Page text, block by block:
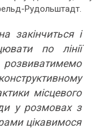
Рудольштадт.
закінчиться і
по лінії
місцевого
у розмовах з
цікавимося